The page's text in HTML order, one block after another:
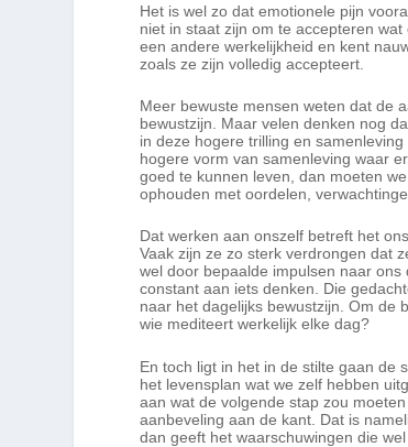
Het is wel zo dat emotionele pijn
niet in staat zijn om te accepteren
een andere werkelijkheid en kent
zoals ze zijn volledig accepteert.
Meer bewuste mensen weten dat de
bewustzijn. Maar velen denken nog
in deze hogere trilling en
hogere vorm van samenleving waar
goed te kunnen leven, dan moeten
ophouden met oordelen,
Dat werken aan onszelf betreft het
Vaak zijn ze zo sterk verdrongen dat
wel door bepaalde impulsen naar
constant aan iets denken. Die
naar het dagelijks bewustzijn. Om de
wie mediteert werkelijk elke dag?
En toch ligt in het in de stilte gaan de
het levensplan wat we zelf hebben
aan wat de volgende stap zou
aanbeveling aan de kant. Dat is
dan geeft het waarschuwingen die